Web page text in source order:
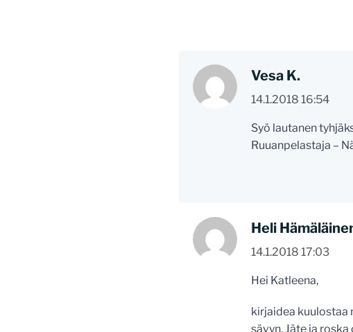
Vesa K.
14.1.2018 16:54
Syö lautanen
Ruuanpelastaja –
Heli
14.1.2018 17:03
Hei Katleena,
kirjaidea kuulostaa
sävyn. Jäte ja